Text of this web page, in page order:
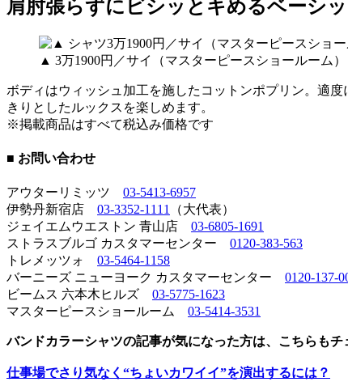
肩肘張らずにビシッとキめるベーシ
▲ 3万1900円／サイ（マスターピースショールーム）
ボディはウィッシュ加工を施したコットンポプリン。適
きりとしたルックスを楽しめます。
※掲載商品はすべて税込み価格です
■ お問い合わせ
アウターリミッツ 03-5413-6957
伊勢丹新宿店 03-3352-1111
（大代表）
ジェイエムウエストン 青山店 03-6805-1691
ストラスブルゴ カスタマーセンター 0120-383-563
トレメッツォ 03-5464-1158
バーニーズ ニューヨーク カスタマーセンター 0120-137-
ビームス 六本木ヒルズ 03-5775-1623
マスターピースショールーム 03-5414-3531
バンドカラーシャツの記事が気になった方は、こちらもチ
仕事場でさり気なく“ちょいカワイイ”を演出するには？